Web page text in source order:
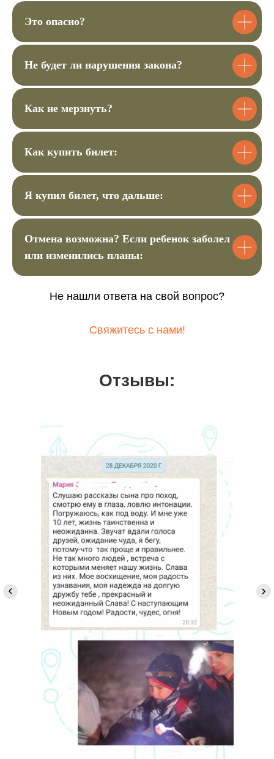
Это опасно?
Не будет ли нарушения закона?
Как не мерзнуть?
Как купить билет:
Я купил билет, что дальше:
Отмена возможна? Если ребенок заболел
или изменились планы:
Не нашли ответа на свой вопрос?
Свяжитесь с нами!
Отзывы:
подтверждение заказа в вотсап.
Билет для ребёнка
3400 ₽
Билет для 2 детей
68006500 ₽
+7
Сколько билетов вам
нужно?
+
Отправить
Заполнить форму
Оставить заявку
Хотите задать дополнительные
вопросы или забронировать место.
Напишите нам, и мы свяжемся с